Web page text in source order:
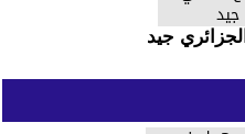
جيد